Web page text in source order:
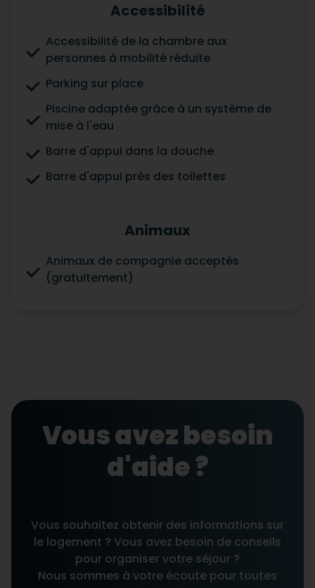
Accessibilité
Accessibilité de la chambre aux
personnes à mobilité réduite
Parking sur place
Piscine adaptée grâce à un système de
mise à l'eau
Barre d'appui dans la douche
Barre d'appui près des toilettes
Animaux
Animaux de compagnie acceptés
(gratuitement)
Vous avez besoin
d'aide ?
Vous souhaitez obtenir des informations sur
le logement ? Vous avez besoin de conseils
pour organiser votre séjour ?
Nous sommes à votre écoute pour toutes